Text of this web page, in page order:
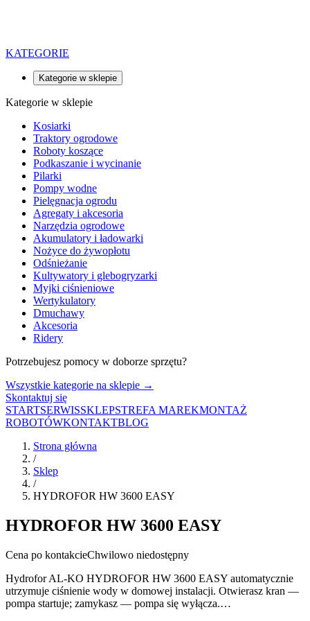
KATEGORIE
Kategorie w sklepie
Kategorie w sklepie
Kosiarki
Traktory ogrodowe
Roboty koszące
Podkaszanie i wycinanie
Pilarki
Pompy wodne
Pielęgnacja ogrodu
Agregaty i akcesoria
Narzędzia ogrodowe
Akumulatory i ładowarki
Nożyce do żywopłotu
Odśnieżanie
Kultywatory i glebogryzarki
Myjki ciśnieniowe
Wertykulatory
Dmuchawy
Akcesoria
Ridery
Potrzebujesz pomocy w doborze sprzętu?
Wszystkie kategorie na sklepie →
Skontaktuj się
STARTSERWISSKLEPSTREFA MAREKMONTAŻ
ROBOTÓWKONTAKTBLOG
Strona główna
/
Sklep
/
HYDROFOR HW 3600 EASY
HYDROFOR HW 3600 EASY
Cena po kontakcieChwilowo niedostępny
Hydrofor AL-KO HYDROFOR HW 3600 EASY automatycznie
utrzymuje ciśnienie wody w domowej instalacji. Otwierasz kran —
pompa startuje; zamykasz — pompa się wyłącza.…